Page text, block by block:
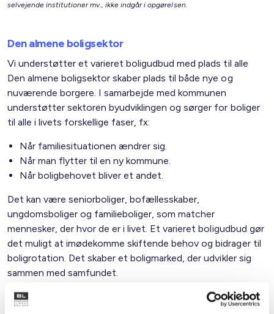
selvejende institutioner mv., ikke indgår i opgørelsen.
Den almene boligsektor
Vi understøtter et varieret boligudbud med plads til alle
Den almene boligsektor skaber plads til både nye og
nuværende borgere. I samarbejde med kommunen
understøtter sektoren byudviklingen og sørger for boliger
til alle i livets forskellige faser, fx:
Når familiesituationen ændrer sig.
Når man flytter til en ny kommune.
Når boligbehovet bliver et andet.
Det kan være seniorboliger, bofællesskaber,
ungdomsboliger og familieboliger, som matcher
mennesker, der hvor de er i livet. Et varieret boligudbud gør
det muligt at imødekomme skiftende behov og bidrager til
boligrotation. Det skaber et boligmarked, der udvikler sig
sammen med samfundet.
Familietyper i de almene boliger i kommunen